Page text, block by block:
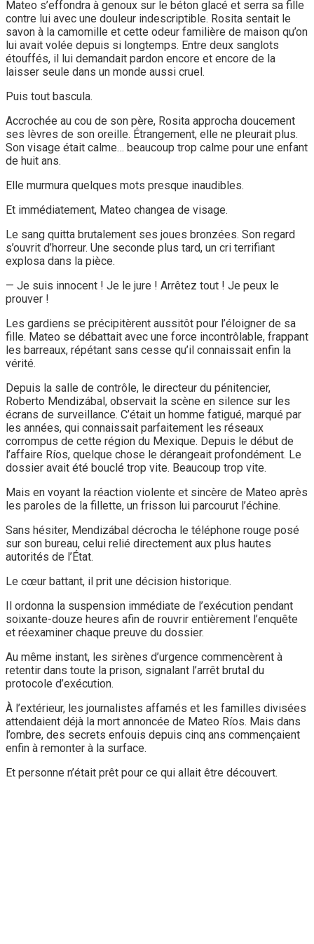
Mateo s’effondra à genoux sur le béton glacé et serra sa fille
contre lui avec une douleur indescriptible. Rosita sentait le
savon à la camomille et cette odeur familière de maison qu’on
lui avait volée depuis si longtemps. Entre deux sanglots
étouffés, il lui demandait pardon encore et encore de la
laisser seule dans un monde aussi cruel.
Puis tout bascula.
Accrochée au cou de son père, Rosita approcha doucement
ses lèvres de son oreille. Étrangement, elle ne pleurait plus.
Son visage était calme… beaucoup trop calme pour une enfant
de huit ans.
Elle murmura quelques mots presque inaudibles.
Et immédiatement, Mateo changea de visage.
Le sang quitta brutalement ses joues bronzées. Son regard
s’ouvrit d’horreur. Une seconde plus tard, un cri terrifiant
explosa dans la pièce.
— Je suis innocent ! Je le jure ! Arrêtez tout ! Je peux le
prouver !
Les gardiens se précipitèrent aussitôt pour l’éloigner de sa
fille. Mateo se débattait avec une force incontrôlable, frappant
les barreaux, répétant sans cesse qu’il connaissait enfin la
vérité.
Depuis la salle de contrôle, le directeur du pénitencier,
Roberto Mendizábal, observait la scène en silence sur les
écrans de surveillance. C’était un homme fatigué, marqué par
les années, qui connaissait parfaitement les réseaux
corrompus de cette région du Mexique. Depuis le début de
l’affaire Ríos, quelque chose le dérangeait profondément. Le
dossier avait été bouclé trop vite. Beaucoup trop vite.
Mais en voyant la réaction violente et sincère de Mateo après
les paroles de la fillette, un frisson lui parcourut l’échine.
Sans hésiter, Mendizábal décrocha le téléphone rouge posé
sur son bureau, celui relié directement aux plus hautes
autorités de l’État.
Le cœur battant, il prit une décision historique.
Il ordonna la suspension immédiate de l’exécution pendant
soixante-douze heures afin de rouvrir entièrement l’enquête
et réexaminer chaque preuve du dossier.
Au même instant, les sirènes d’urgence commencèrent à
retentir dans toute la prison, signalant l’arrêt brutal du
protocole d’exécution.
À l’extérieur, les journalistes affamés et les familles divisées
attendaient déjà la mort annoncée de Mateo Ríos. Mais dans
l’ombre, des secrets enfouis depuis cinq ans commençaient
enfin à remonter à la surface.
Et personne n’était prêt pour ce qui allait être découvert.